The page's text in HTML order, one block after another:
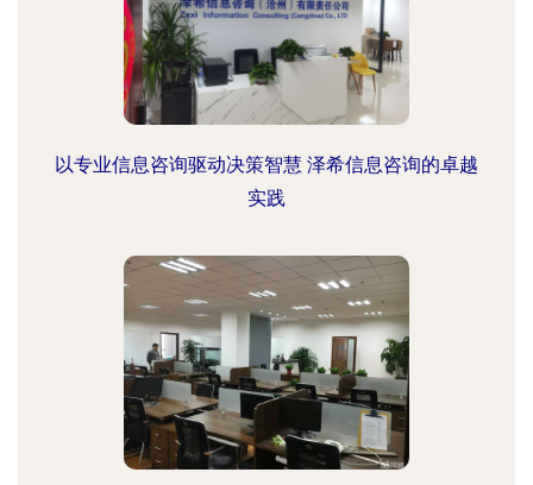
以专业信息咨询驱动决策智慧 泽希信息咨询的卓越
实践